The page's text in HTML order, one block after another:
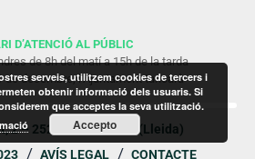
D’ATENCIÓ AL PÚBLIC
de 8h del matí a 15h de la tarda
de desembre, l’Ajuntament tancarà
2 – 25230 Mollerussa (Lleida)
AVÍS LEGAL CONTACTE
serveis, utilitzem cookies de tercers i
obtenir informació dels usuaris. Si
que acceptes la seva utilització.
Accepto